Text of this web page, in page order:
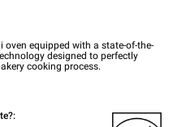
equipped with a state-of-the-
designed to perfectly
cooking process.